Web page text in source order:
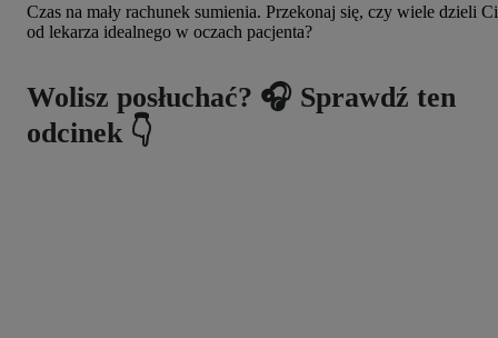
Czas na mały rachunek sumienia. Przekonaj się, czy wiele dzieli
od lekarza idealnego w oczach pacjenta?
Wolisz posłuchać? 🎧 Sprawdź ten
odcinek 👇